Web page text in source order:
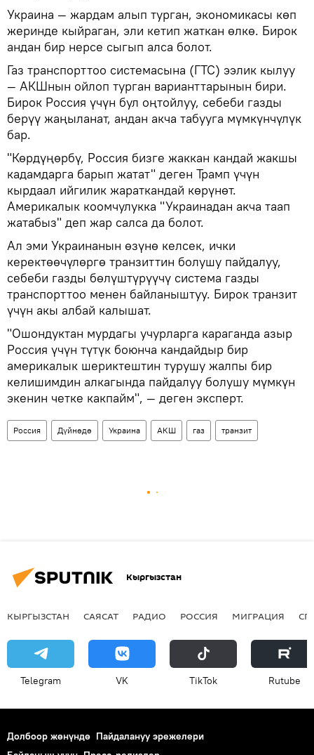
Украина — жардам алып турган, экономикасы көп
жеринде кыйраган, эли кетип жаткан өлкө. Бирок
андан бир нерсе сыгып алса болот.
Газ транспорттоо системасына (ГТС) ээлик кылуу
— АКШнын ойлоп турган варианттарынын бири.
Бирок Россия үчүн бул оңтойлуу, себеби газды
берүү жаңыланат, андан акча табууга мүмкүнчүлүк
бар.
"Көрдүңөрбү, Россия бизге жаккан кандай жакшы
кадамдарга барып жатат" деген Трамп үчүн
кырдаал ийгилик жараткандай көрүнөт.
Америкалык коомчулукка "Украинадан акча таап
жатабыз" деп жар салса да болот.
Ал эми Украинанын өзүнө келсек, ички
керектөөчүлөргө транзиттин болушу пайдалуу,
себеби газды бөлүштүрүүчү система газды
транспорттоо менен байланыштуу. Бирок транзит
үчүн акы албай калышат.
"Ошондуктан мурдагы учурларга караганда азыр
Россия үчүн түтүк боюнча кандайдыр бир
америкалык шериктештин турушу жалпы бир
келишимдин алкагында пайдалуу болушу мүмкүн
экенин четке какпайм", — деген эксперт.
Россия Дүйнөдө Украина АКШ газ транзит
Кыргызстан
КЫРГЫЗСТАН САЯСАТ РАДИО РОССИЯ МИГРАЦИЯ
Telegram VK ТikТоk Rutube
Долбоор жөнүндө Пайдалануу эрежелери